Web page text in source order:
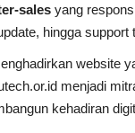
sales yang
hingga support
website
menjadi
kehadiran